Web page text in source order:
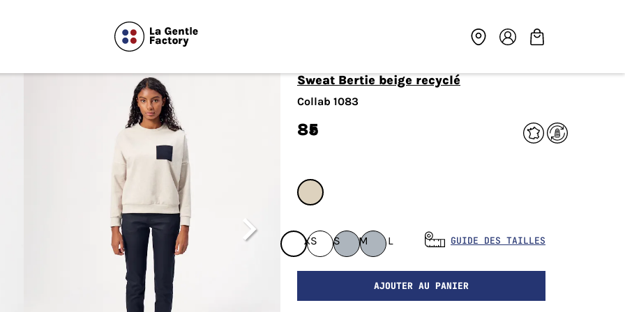
Sweat Bertie beige recyclé
Collab 1083
85
€
XS S M L GUIDE DES TAILLES
AJOUTER AU PANIER
